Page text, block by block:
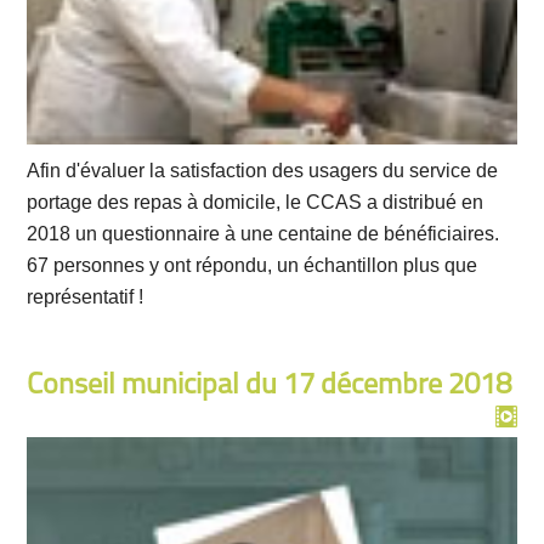
Afin d'évaluer la satisfaction des usagers du service de
portage des repas à domicile, le CCAS a distribué en
2018 un questionnaire à une centaine de bénéficiaires.
67 personnes y ont répondu, un échantillon plus que
représentatif !
Conseil municipal du 17 décembre 2018